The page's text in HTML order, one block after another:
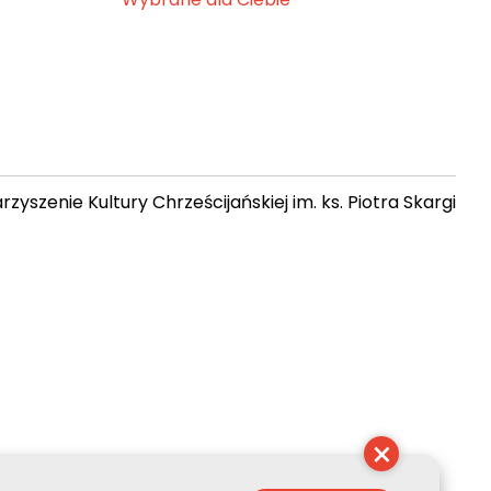
Kultury Chrześcijańskiej im. ks. Piotra Skargi
×